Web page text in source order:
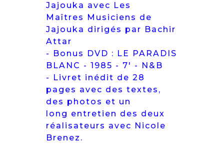
Jajouka avec Les
Maîtres Musiciens de
Jajouka dirigés par Bachir
Attar
- Bonus DVD : LE PARADIS
BLANC - 1985 - 7' - N&B
- Livret inédit de 28
pages avec des textes,
des photos et un
long entretien des deux
réalisateurs avec Nicole
Brenez.